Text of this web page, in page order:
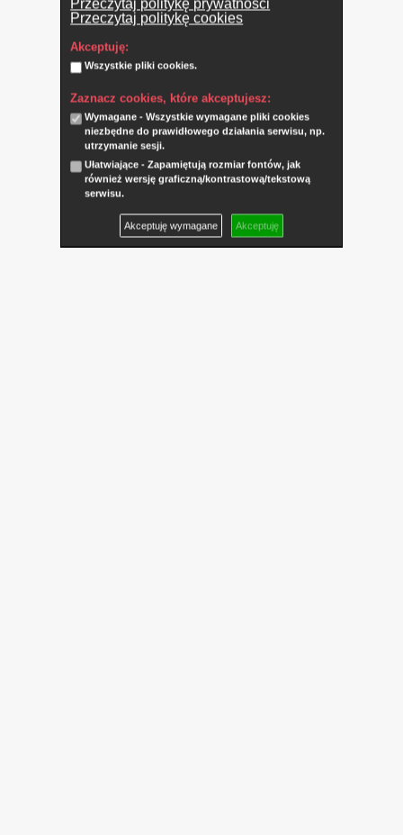
Przeczytaj politykę prywatności
Przeczytaj politykę cookies
Akceptuję:
Wszystkie pliki cookies.
Zaznacz cookies, które akceptujesz:
Wymagane - Wszystkie wymagane pliki cookies
niezbędne do prawidłowego działania serwisu, np.
utrzymanie sesji.
Ułatwiające - Zapamiętują rozmiar fontów, jak
również wersję graficzną/kontrastową/tekstową
serwisu.
Akceptuję wymagane Akceptuję